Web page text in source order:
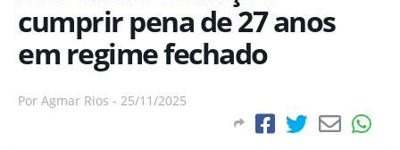
cumprir pena de 27 anos
em regime fechado
Por Agmar Rios - 25/11/2025